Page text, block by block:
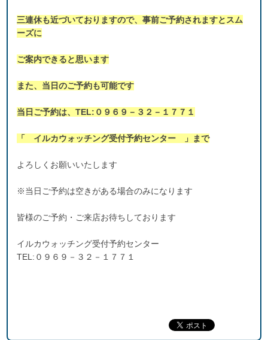
三連休も近づいておりますので、事前ご予約されますとスム
ーズに
ご案内できると思います
また、当日のご予約も可能です
当日ご予約は、TEL:０９６９－３２－１７７１
「 イルカウォッチング受付予約センター 」まで
よろしくお願いいたします
※当日ご予約は空きがある場合のみになります
皆様のご予約・ご来店お待ちしております
イルカウォッチング受付予約センター
TEL:０９６９－３２－１７７１